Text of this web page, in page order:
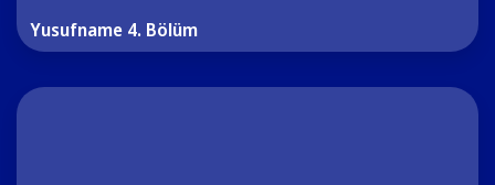
Yusufname 4. Bölüm